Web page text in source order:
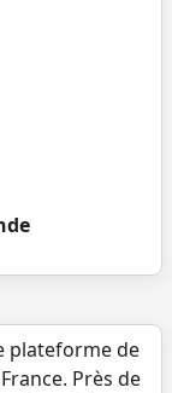
plateforme de
Près de